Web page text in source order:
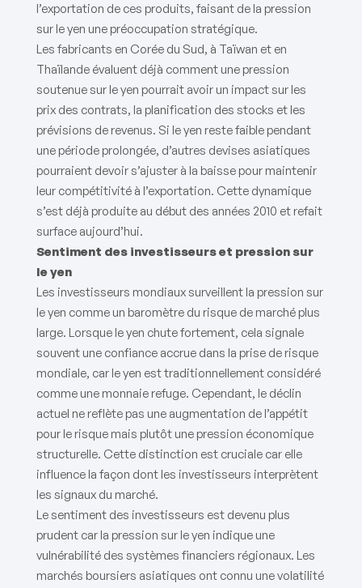
l’exportation de ces produits, faisant de la pression
sur le yen une préoccupation stratégique.
Les fabricants en Corée du Sud, à Taïwan et en
Thaïlande évaluent déjà comment une pression
soutenue sur le yen pourrait avoir un impact sur les
prix des contrats, la planification des stocks et les
prévisions de revenus. Si le yen reste faible pendant
une période prolongée, d’autres devises asiatiques
pourraient devoir s’ajuster à la baisse pour maintenir
leur compétitivité à l’exportation. Cette dynamique
s’est déjà produite au début des années 2010 et refait
surface aujourd’hui.
Sentiment des investisseurs et pression sur
le yen
Les investisseurs mondiaux surveillent la pression sur
le yen comme un baromètre du risque de marché plus
large. Lorsque le yen chute fortement, cela signale
souvent une confiance accrue dans la prise de risque
mondiale, car le yen est traditionnellement considéré
comme une monnaie refuge. Cependant, le déclin
actuel ne reflète pas une augmentation de l’appétit
pour le risque mais plutôt une pression économique
structurelle. Cette distinction est cruciale car elle
influence la façon dont les investisseurs interprètent
les signaux du marché.
Le sentiment des investisseurs est devenu plus
prudent car la pression sur le yen indique une
vulnérabilité des systèmes financiers régionaux. Les
marchés boursiers asiatiques ont connu une volatilité